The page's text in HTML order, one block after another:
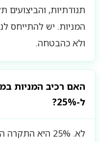
תנודתיות, והביצועים
המניות. יש להתייחס
ולא כהבטחה.
האם רכיב המניות
ל-25%?
לא. 25% היא